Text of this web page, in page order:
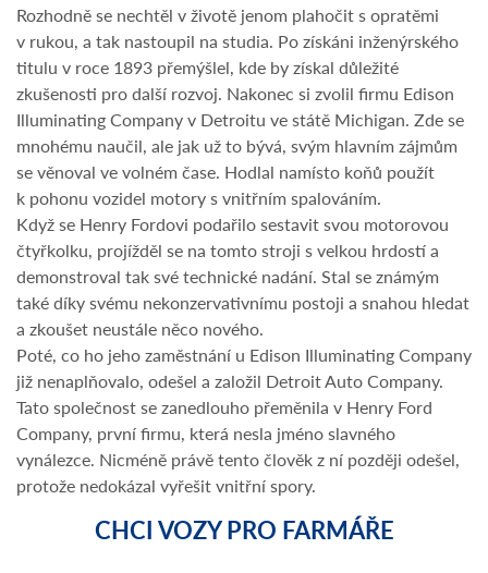
Rozhodně se nechtěl v životě jenom plahočit s opratěmi
v rukou, a tak nastoupil na studia. Po získáni inženýrského
titulu v roce 1893 přemýšlel, kde by získal důležité
zkušenosti pro další rozvoj. Nakonec si zvolil firmu Edison
Illuminating Company v Detroitu ve státě Michigan. Zde se
mnohému naučil, ale jak už to bývá, svým hlavním zájmům
se věnoval ve volném čase. Hodlal namísto koňů použít
k pohonu vozidel motory s vnitřním spalováním.
Když se Henry Fordovi podařilo sestavit svou motorovou
čtyřkolku, projížděl se na tomto stroji s velkou hrdostí a
demonstroval tak své technické nadání. Stal se známým
také díky svému nekonzervativnímu postoji a snahou hledat
a zkoušet neustále něco nového.
Poté, co ho jeho zaměstnání u Edison Illuminating Company
již nenaplňovalo, odešel a založil Detroit Auto Company.
Tato společnost se zanedlouho přeměnila v Henry Ford
Company, první firmu, která nesla jméno slavného
vynálezce. Nicméně právě tento člověk z ní později odešel,
protože nedokázal vyřešit vnitřní spory.
CHCI VOZY PRO FARMÁŘE